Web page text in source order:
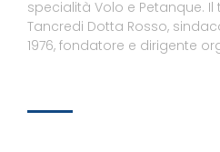
specialità Volo e Petanque.
Tancredi Dotta Rosso,
1976, fondatore e dirigente